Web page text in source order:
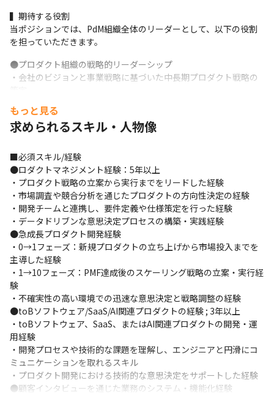
▍期待する役割
当ポジションでは、PdM組織全体のリーダーとして、以下の役割
を担っていただきます。
●プロダクト組織の戦略的リーダーシップ
・会社のビジョンと事業戦略に基づいた中長期プロダクト戦略の
・経営層への戦略提案と意思決定のサポート
●ハンズオンでのプロダクト開発リード
・エンジニアリングチームとの密接な連携による開発品質の向上
・データドリブンな意思決定プロセスの実践と組織への浸透
●チームマネジメントと組織開発
・10名規模のPdM/PjMチームのマネジメントと育成
・メンバーの自律性を高める仕組みづくりと環境整備
・多国籍・多様なバックグラウンドを持つメンバーの統率
●クロスファンクショナルな連携推進
・営業・カスタマーサクセス・エンジニアリングとの協働体制構
築
・顧客との直接対話を通じた深い課題理解とプロダクトへの反映
・グローバル展開を見据えたバイリンガルコミュニケーション
▍業務内容
このポジションでは、以下の業務に取り組んでいただきます。
●プロダクト戦略
・会社全体のビジョンや事業戦略に基づいたプロダクト戦略の策
定
・市場調査や競合分析を通じたプロダクトの方向性の決定
・プロダクトロードマップの作成および優先順位の設定
もっと見る
求められるスキル・人物像
■必須スキル/経験
●ロダクトマネジメント経験：5年以上
・プロダクト戦略の立案から実行までをリードした経験
・市場調査や競合分析を通じたプロダクトの方向性決定の経験
・開発チームと連携し、要件定義や仕様策定を行った経験
・データドリブンな意思決定プロセスの構築・実践経験
●急成長プロダクト開発経験
・0→1フェーズ：新規プロダクトの立ち上げから市場投入までを
主導した経験
・1→10フェーズ：PMF達成後のスケーリング戦略の立案・実行経
験
・不確実性の高い環境での迅速な意思決定と戦略調整の経験
●toBソフトウェア/SaaS/AI関連プロダクトの経験 ; 3年以上
・toBソフトウェア、SaaS、またはAI関連プロダクトの開発・運
用経験
・開発プロセスや技術的な課題を理解し、エンジニアと円滑にコ
ミュニケーションを取れるスキル
・プロダクト開発における技術的な意思決定をサポートした経験
●顧客インタビューを通じた業務のシステム・機能化経験